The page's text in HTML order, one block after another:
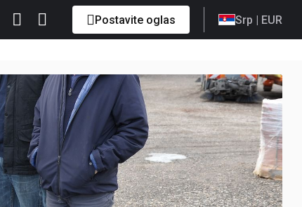
Postavite oglas Srp | EUR